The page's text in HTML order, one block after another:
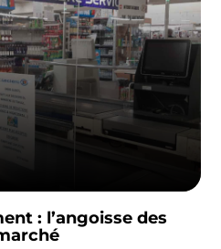
: l’angoisse des